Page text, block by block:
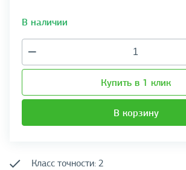
В наличии
Купить в 1 клик
В корзину
Класс точности: 2